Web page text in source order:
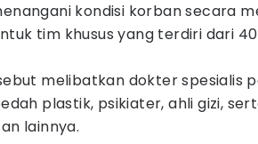
kondisi korban secara
tim khusus yang terdiri dari
melibatkan dokter spesialis
plastik, psikiater, ahli gizi,
lainnya.